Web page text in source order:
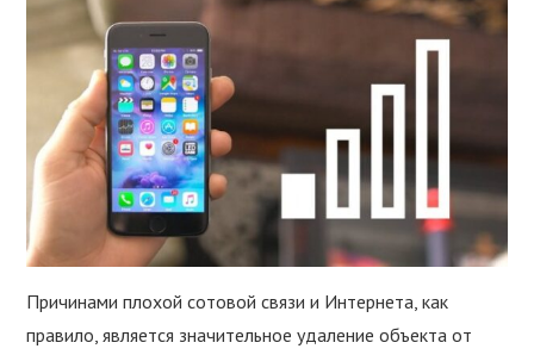
Причинами плохой сотовой связи и Интернета, как
правило, является значительное удаление объекта от